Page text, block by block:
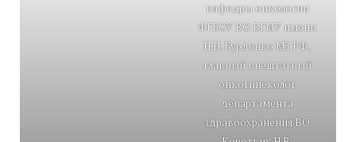
кафедры онкологии
ФГБОУ ВО ВГМУ имени
Н.Н. Бурденко МЗ РФ,
главный внештатный
онкогинеколог
департамента
здравоохранения ВО